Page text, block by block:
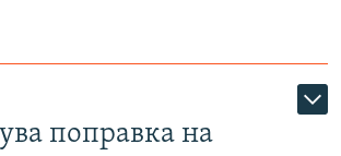
поправка на